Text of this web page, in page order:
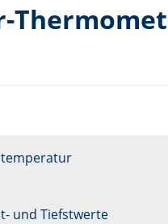
und Tiefstwerte